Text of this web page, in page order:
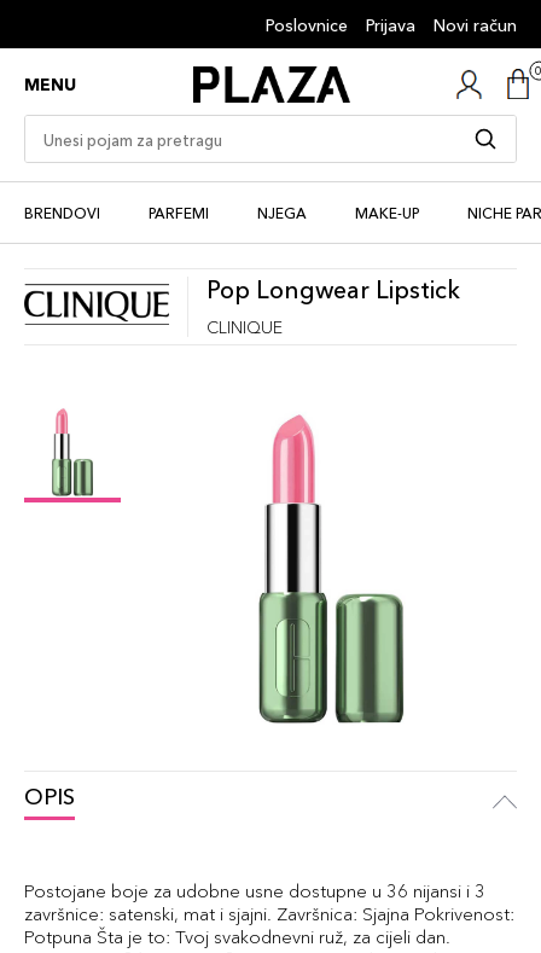
Poslovnice Prijava Novi račun
MENU
BRENDOVI PARFEMI NJEGA MAKE-UP NICHE
Pop Longwear Lipstick
CLINIQUE
OPIS
Postojane boje za udobne usne dostupne u 36 nijansi i 3
završnice: satenski, mat i sjajni. Završnica: Sjajna Pokrivenost:
Potpuna Šta je to: Tvoj svakodnevni ruž, za cijeli dan.